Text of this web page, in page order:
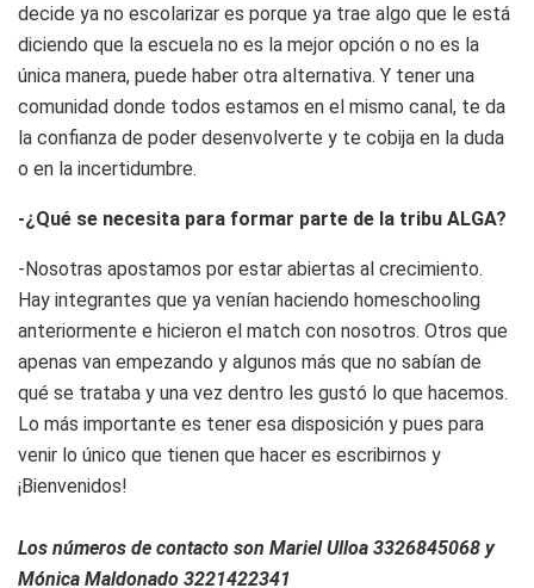
decide ya no escolarizar es porque ya trae algo que le está
diciendo que la escuela no es la mejor opción o no es la
única manera, puede haber otra alternativa. Y tener una
comunidad donde todos estamos en el mismo canal, te da
la confianza de poder desenvolverte y te cobija en la duda
o en la incertidumbre.
-¿Qué se necesita para formar parte de la tribu ALGA?
-Nosotras apostamos por estar abiertas al crecimiento.
Hay integrantes que ya venían haciendo homeschooling
anteriormente e hicieron el match con nosotros. Otros que
apenas van empezando y algunos más que no sabían de
qué se trataba y una vez dentro les gustó lo que hacemos.
Lo más importante es tener esa disposición y pues para
venir lo único que tienen que hacer es escribirnos y
¡Bienvenidos!
Los números de contacto son Mariel Ulloa 3326845068 y
Mónica Maldonado 3221422341